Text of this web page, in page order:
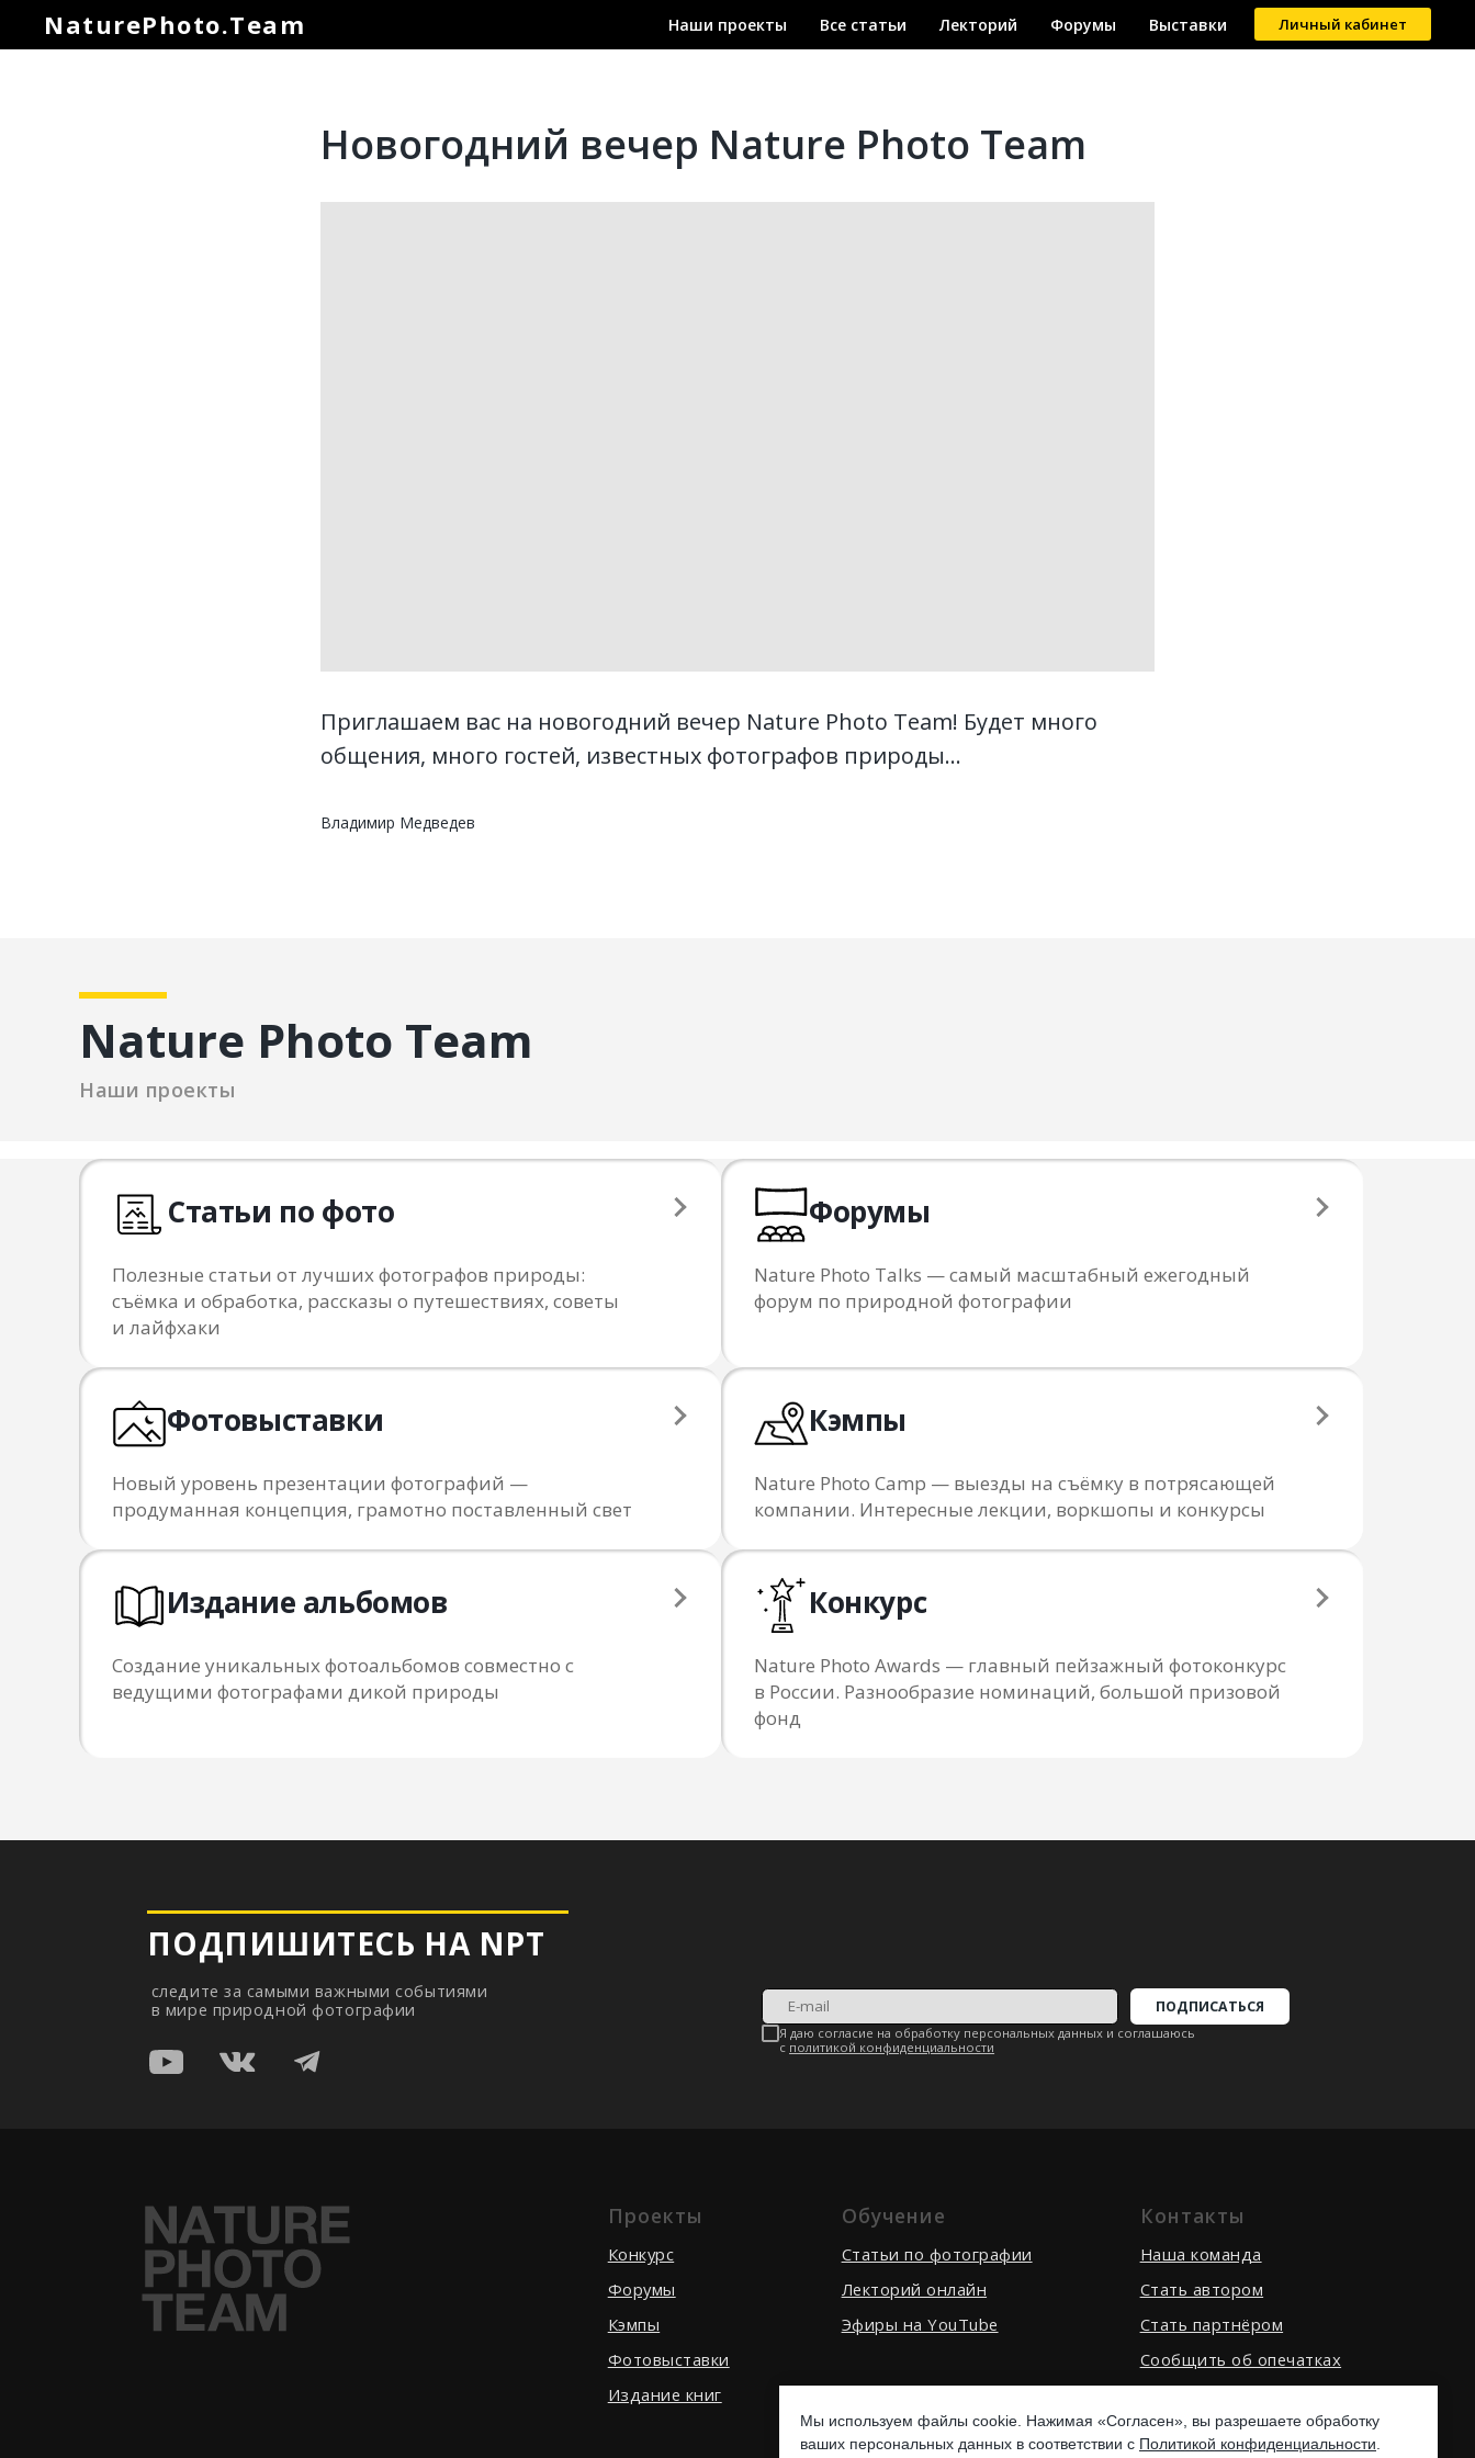
NaturePhoto.Team Наши проекты Все статьи Лекторий Форумы Выставки Личный кабинет
Новогодний вечер Nature Photo Team
Приглашаем вас на новогодний вечер Nature Photo Team! Будет много
общения, много гостей, известных фотографов природы...
Владимир Медведев
Мы используем файлы cookie. Нажимая «Согласен», вы разрешаете обработку
ваших персональных данных в соответствии с Политикой конфиденциальности.
Nature Photo Team
Наши проекты
Статьи по фото
Полезные статьи от лучших фотографов природы:
съёмка и обработка, рассказы о путешествиях, советы
и лайфхаки
Форумы
Nature Photo Talks — cамый масштабный ежегодный
форум по природной фотографии
Фотовыставки
Новый уровень презентации фотографий —
продуманная концепция, грамотно поставленный свет
Кэмпы
Nature Photo Camp — выезды на съёмку в потрясающей
компании. Интересные лекции, воркшопы и конкурсы
Издание альбомов
Создание уникальных фотоальбомов совместно с
ведущими фотографами дикой природы
Конкурс
Nature Photo Awards — главный пейзажный фотоконкурс
в России. Разнообразие номинаций, большой призовой
фонд
Проекты
Конкурс
Форумы
Кэмпы
Фотовыставки
Издание книг
Обучение
Cтатьи по фотографии
Лекторий онлайн
Эфиры на YouTube
Контакты
Наша команда
Стать автором
Стать партнёром
Сообщить об опечатках
2026 Nature Photo Team вернуться наверх ↑